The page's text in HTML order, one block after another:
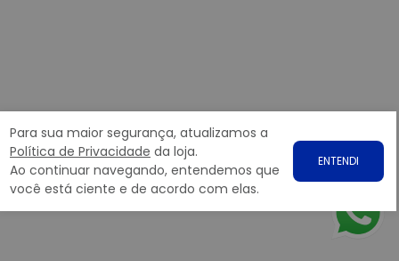
Para sua maior segurança, atualizamos a
Política de Privacidade da loja.
Ao continuar navegando, entendemos que
você está ciente e de acordo com elas.
ENTENDI